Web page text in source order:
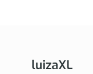
luizaXL